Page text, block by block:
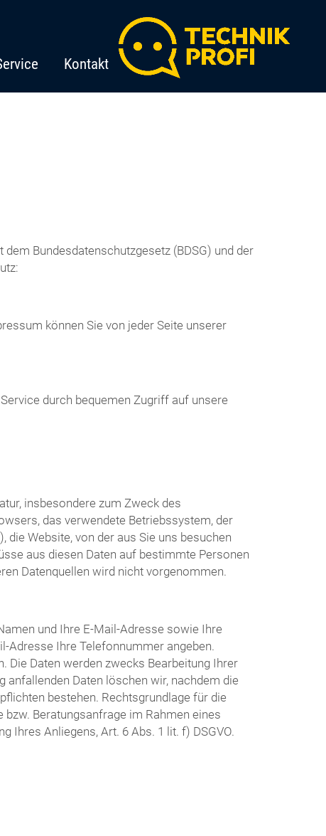
Kontakt
Bundesdatenschutzgesetz (BDSG) und der
können Sie von jeder Seite unserer
durch bequemen Zugriff auf unsere
insbesondere zum Zweck des
das verwendete Betriebssystem, der
Website, von der aus Sie uns besuchen
aus diesen Daten auf bestimmte Personen
Datenquellen wird nicht vorgenommen.
und Ihre E-Mail-Adresse sowie Ihre
Adresse Ihre Telefonnummer angeben.
Daten werden zwecks Bearbeitung Ihrer
Daten löschen wir, nachdem die
bestehen. Rechtsgrundlage für die
bzw. Beratungsanfrage im Rahmen eines
Ihres Anliegens, Art. 6 Abs. 1 lit. f) DSGVO.